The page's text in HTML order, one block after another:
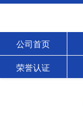
公司首页
荣誉认证